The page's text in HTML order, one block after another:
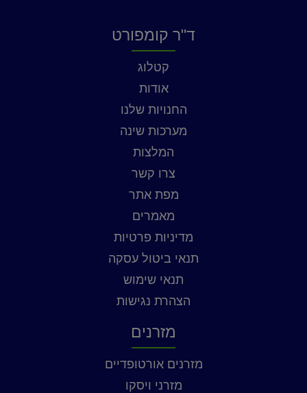
ד"ר קומפורט
קטלוג
אודות
החנויות שלנו
מערכות שינה
המלצות
צרו קשר
מפת אתר
מאמרים
מדיניות פרטיות
תנאי ביטול עסקה
תנאי שימוש
הצהרת נגישות
מזרנים
מזרנים אורטופדיים
מזרני ויסקו